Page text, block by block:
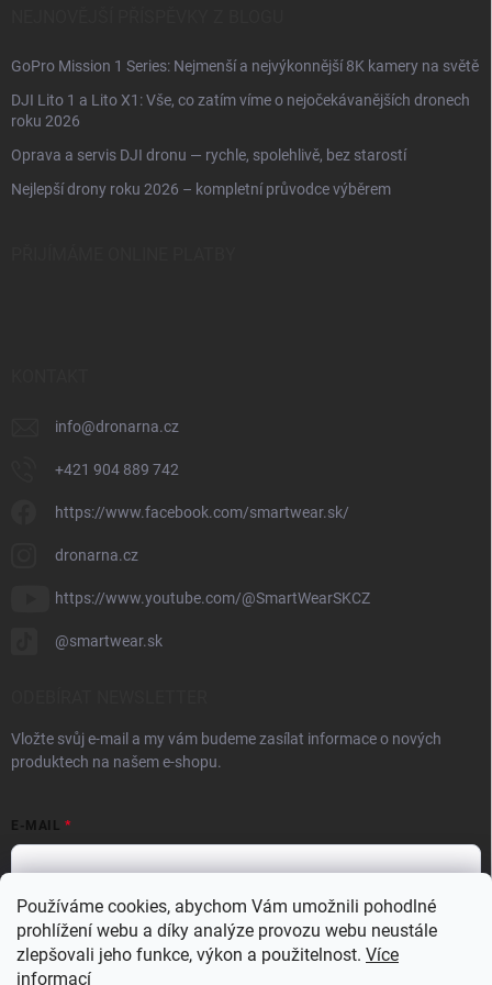
Používáme cookies, abychom Vám umožnili pohodlné
prohlížení webu a díky analýze provozu webu neustále
zlepšovali jeho funkce, výkon a použitelnost. Více
informací
GoPro Mission 1 Series: Nejmenší a nejvýkonnější 8K kamery na světě
DJI Lito 1 a Lito X1: Vše, co zatím víme o nejočekávanějších dronech
roku 2026
Oprava a servis DJI dronu — rychle, spolehlivě, bez starostí
Nejlepší drony roku 2026 – kompletní průvodce výběrem
info@dronarna.cz
+421 904 889 742
https://www.facebook.com/smartwear.sk/
dronarna.cz
https://www.youtube.com/@SmartWearSKCZ
@smartwear.sk
Vložte svůj e-mail a my vám budeme zasílat informace o nových
produktech na našem e-shopu.
E-MAIL
Vložením e-mailu souhlasíte spodmínkami ochrany osobních údajů
Přihlásit se